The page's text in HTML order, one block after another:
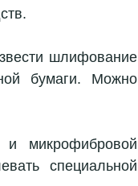
шлифование
бумаги. Можно
микрофибровой
специальной